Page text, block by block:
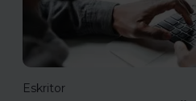
Eskritor